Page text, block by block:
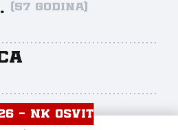
(57 godina)
- NK OSVIT